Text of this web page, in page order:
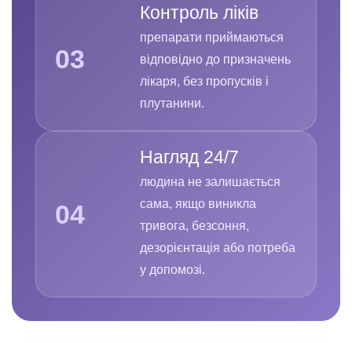
03
Контроль ліків
препарати приймаються
відповідно до призначень
лікаря, без пропусків і
плутанини.
04
Нагляд 24/7
людина не залишається
сама, якщо виникла
тривога, безсоння,
дезорієнтація або потреба
у допомозі.